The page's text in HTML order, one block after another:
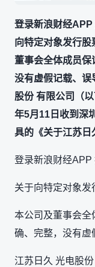
登录新浪财经APP
向特定对象发行股
董事会全体成员保
没有虚假记载、误
股份 有限公司（
年5月11日收到深
具的《关于江苏日
登录新浪财经APP
关于向特定对象
本公司及董事会全
确、完整，没有虚
江苏日久 光电股